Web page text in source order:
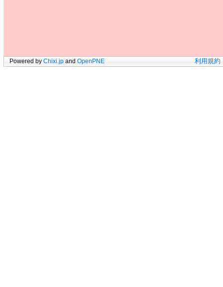
Powered by Chixi.jp and OpenPNE 利用規約